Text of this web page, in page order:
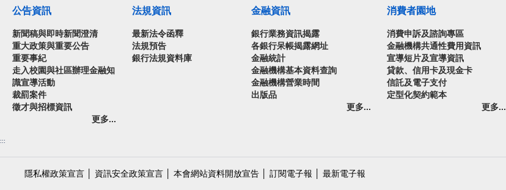
公告資訊
新聞稿與即時新聞澄清
重大政策與重要公告
重要事紀
走入校園與社區辦理金融知
識宣導活動
裁罰案件
徵才與招標資訊
更多...
法規資訊
最新法令函釋
法規預告
銀行法規資料庫
金融資訊
銀行業務資訊揭露
各銀行呆帳揭露網址
金融統計
金融機構基本資料查詢
金融機構營業時間
出版品
更多...
消費者園地
消費申訴及諮詢專區
金融機構共通性費用資訊
宣導短片及宣導資訊
貸款、信用卡及現金卡
信託及電子支付
定型化契約範本
更多...
:::
隱私權政策宣言 資訊安全政策宣言 本會網站資料開放宣告 訂閱電子報 最新電子報